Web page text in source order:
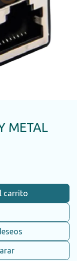
METAL
carrito